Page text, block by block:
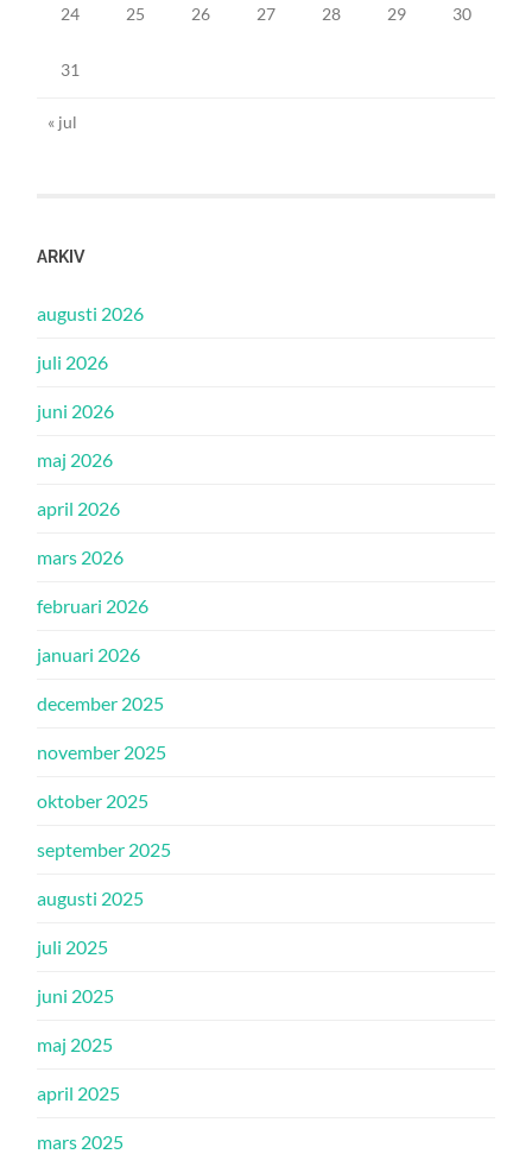
24 25 26 27 28 29 30
31
« jul
ARKIV
augusti 2026
juli 2026
juni 2026
maj 2026
april 2026
mars 2026
februari 2026
januari 2026
december 2025
november 2025
oktober 2025
september 2025
augusti 2025
juli 2025
juni 2025
maj 2025
april 2025
mars 2025